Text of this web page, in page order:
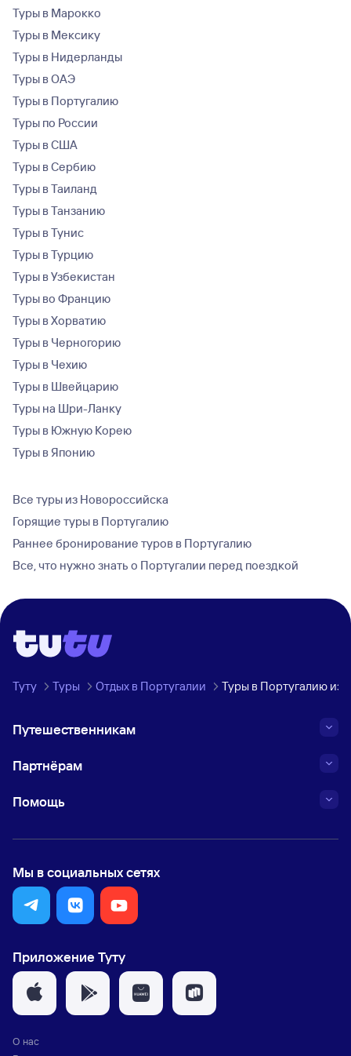
Туры в Марокко
Туры в Мексику
Туры в Нидерланды
Туры в ОАЭ
Туры в Португалию
Туры по России
Туры в США
Туры в Сербию
Туры в Таиланд
Туры в Танзанию
Туры в Тунис
Туры в Турцию
Туры в Узбекистан
Туры во Францию
Туры в Хорватию
Туры в Черногорию
Туры в Чехию
Туры в Швейцарию
Туры на Шри-Ланку
Туры в Южную Корею
Туры в Японию
Все туры из Новороссийска
Горящие туры в Португалию
Раннее бронирование туров в Португалию
Все, что нужно знать о Португалии перед поездкой
Туту Туры Отдых в Португалии Туры в Португалию из
Путешественникам
Партнёрам
Помощь
Мы в социальных сетях
Приложение Туту
О нас